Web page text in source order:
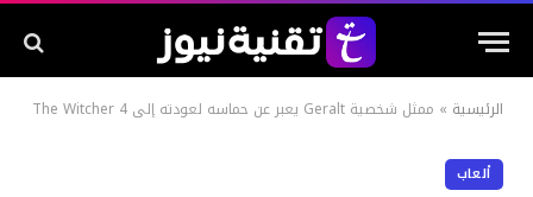
الرئيسية » ممثل شخصية Geralt يعبر عن حماسه لعودته إلى The Witcher 4
ألعاب